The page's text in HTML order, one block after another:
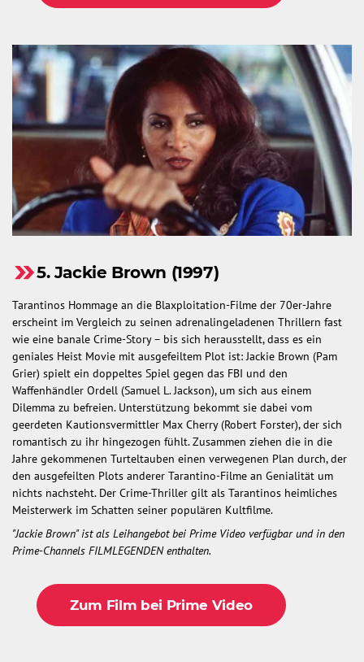
5. Jackie Brown (1997)
Tarantinos Hommage an die Blaxploitation-Filme der 70er-Jahre
erscheint im Vergleich zu seinen adrenalingeladenen Thrillern fast
wie eine banale Crime-Story – bis sich herausstellt, dass es ein
geniales Heist Movie mit ausgefeiltem Plot ist: Jackie Brown (Pam
Grier) spielt ein doppeltes Spiel gegen das FBI und den
Waffenhändler Ordell (Samuel L. Jackson), um sich aus einem
Dilemma zu befreien. Unterstützung bekommt sie dabei vom
geerdeten Kautionsvermittler Max Cherry (Robert Forster), der sich
romantisch zu ihr hingezogen fühlt. Zusammen ziehen die in die
Jahre gekommenen Turteltauben einen verwegenen Plan durch, der
den ausgefeilten Plots anderer Tarantino-Filme an Genialität um
nichts nachsteht. Der Crime-Thriller gilt als Tarantinos heimliches
Meisterwerk im Schatten seiner populären Kultfilme.
"Jackie Brown" ist als Leihangebot bei Prime Video verfügbar und in den
Prime-Channels FILMLEGENDEN enthalten.
Zum Film bei Prime Video